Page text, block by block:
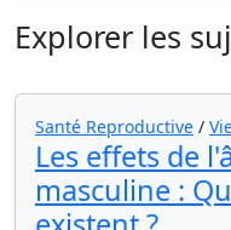
Explorer les
Santé Reproductive /
Les effets de
masculine :